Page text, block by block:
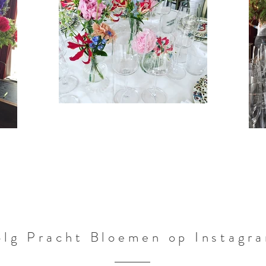
Pracht Bloemen op